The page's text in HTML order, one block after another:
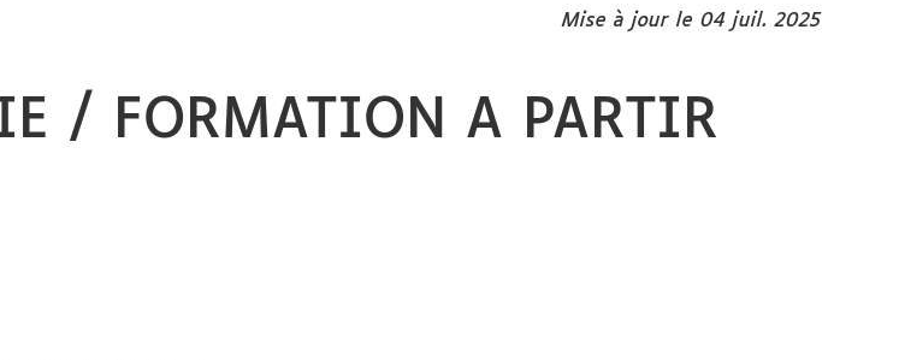
Mise à jour le 04 juil. 2025
/ FORMATION A PARTIR